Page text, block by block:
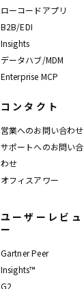
ローコードアプリ
B2B/EDI
Insights
データハブ/MDM
Enterprise MCP
コンタクト
営業へのお問い合わせ
サポートへのお問い合
わせ
オフィスアワー
ユーザーレビュ
ー
Gartner Peer
Insights™
G2